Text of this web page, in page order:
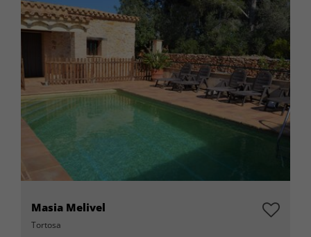
Masia Melivel
Tortosa